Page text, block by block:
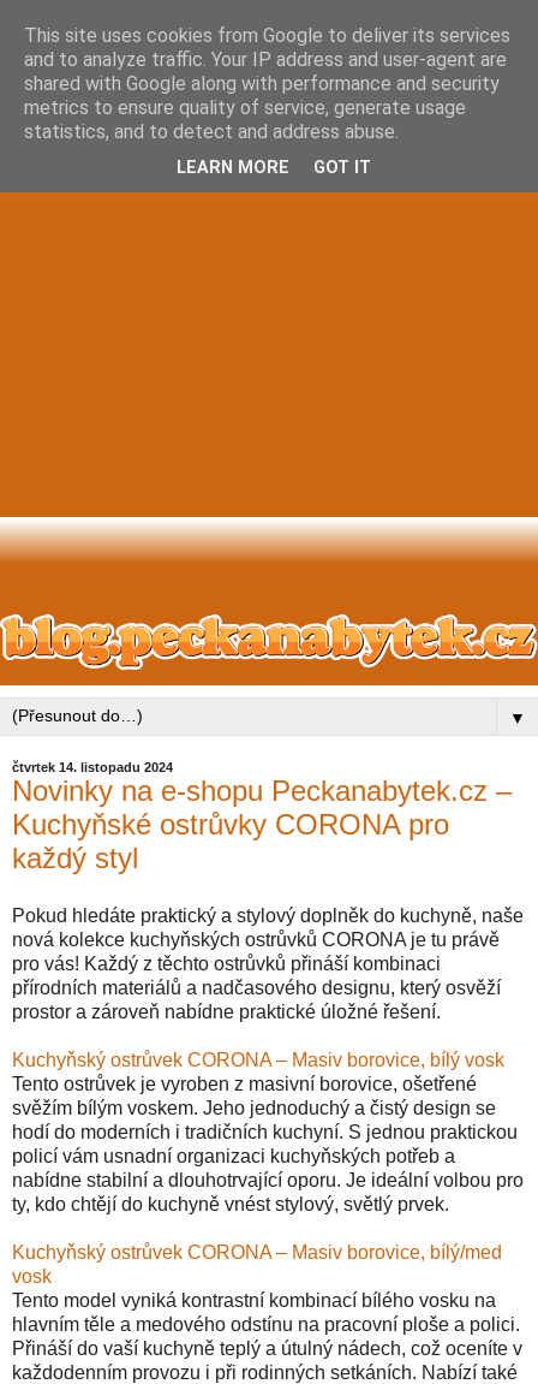
▼
čtvrtek 14. listopadu 2024
Novinky na e-shopu Peckanabytek.cz –
Kuchyňské ostrůvky CORONA pro
každý styl
Pokud hledáte praktický a stylový doplněk do kuchyně, naše
nová kolekce kuchyňských ostrůvků CORONA je tu právě
pro vás! Každý z těchto ostrůvků přináší kombinaci
přírodních materiálů a nadčasového designu, který osvěží
prostor a zároveň nabídne praktické úložné řešení.
Kuchyňský ostrůvek CORONA – Masiv borovice, bílý vosk
Tento ostrůvek je vyroben z masivní borovice, ošetřené
svěžím bílým voskem. Jeho jednoduchý a čistý design se
hodí do moderních i tradičních kuchyní. S jednou praktickou
policí vám usnadní organizaci kuchyňských potřeb a
nabídne stabilní a dlouhotrvající oporu. Je ideální volbou pro
ty, kdo chtějí do kuchyně vnést stylový, světlý prvek.
Kuchyňský ostrůvek CORONA – Masiv borovice, bílý/med
vosk
Tento model vyniká kontrastní kombinací bílého vosku na
hlavním těle a medového odstínu na pracovní ploše a polici.
Přináší do vaší kuchyně teplý a útulný nádech, což oceníte v
každodenním provozu i při rodinných setkáních. Nabízí také
This site uses cookies from Google to deliver its services
and to analyze traffic. Your IP address and user-agent are
shared with Google along with performance and security
metrics to ensure quality of service, generate usage
statistics, and to detect and address abuse.
LEARN MORE GOT IT